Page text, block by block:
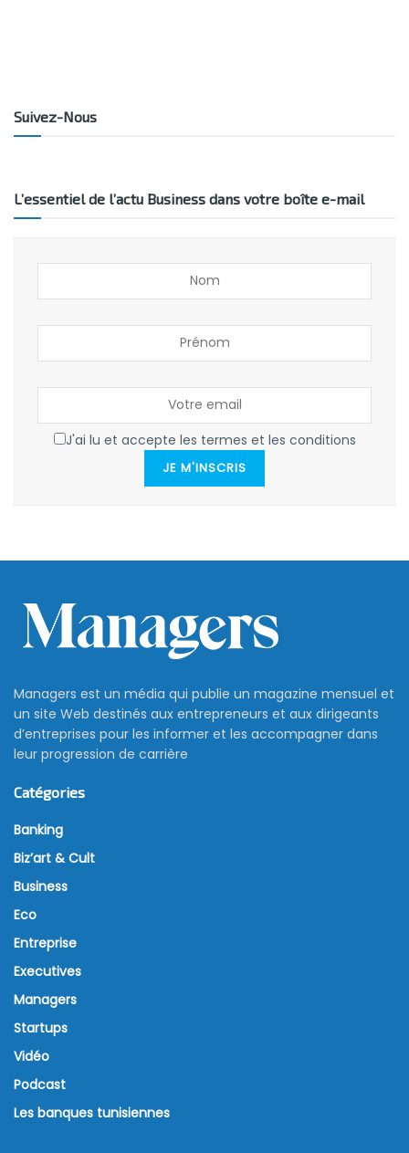
Suivez-Nous
L’essentiel de l’actu Business dans votre boîte e-mail
J'ai lu et accepte les termes et les conditions
JE M'INSCRIS
Managers est un média qui publie un magazine mensuel et
un site Web destinés aux entrepreneurs et aux dirigeants
d’entreprises pour les informer et les accompagner dans
leur progression de carrière
Catégories
Banking
Biz’art & Cult
Business
Eco
Entreprise
Executives
Managers
Startups
Vidéo
Podcast
Les banques tunisiennes